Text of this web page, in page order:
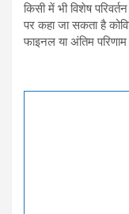
किसी में भी विशेष
पर कहा जा सकता है
फाइनल या अंतिम